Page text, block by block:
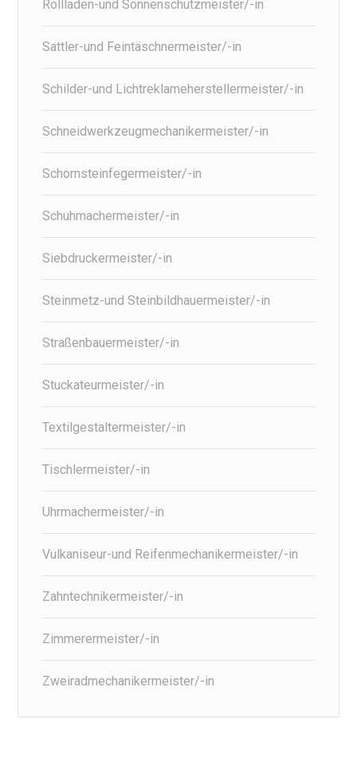
Rollladen-und Sonnenschutzmeister/-in
Sattler-und Feintäschnermeister/-in
Schilder-und Lichtreklameherstellermeister/-in
Schneidwerkzeugmechanikermeister/-in
Schornsteinfegermeister/-in
Schuhmachermeister/-in
Siebdruckermeister/-in
Steinmetz-und Steinbildhauermeister/-in
Straßenbauermeister/-in
Stuckateurmeister/-in
Textilgestaltermeister/-in
Tischlermeister/-in
Uhrmachermeister/-in
Vulkaniseur-und Reifenmechanikermeister/-in
Zahntechnikermeister/-in
Zimmerermeister/-in
Zweiradmechanikermeister/-in